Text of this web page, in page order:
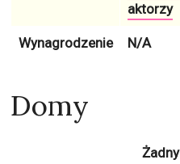
aktorzy
Wynagrodzenie N/A
Domy